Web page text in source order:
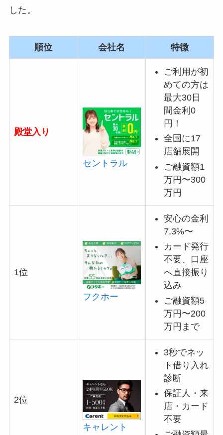
した。
順位 会社名 特徴
殿堂入り
セントラル
ご利用が初
めての方は
最大30日
間金利0
円！
全国に17
店舗展開
ご融資額1
万円〜300
万円
1位
フクホー
安心の金利
7.3%〜
カード発行
不要、口座
へ直接振り
込み
ご融資額5
万円〜200
万円まで
2位
キャレント
3秒でネッ
ト借り入れ
診断
保証人・来
店・カード
不要